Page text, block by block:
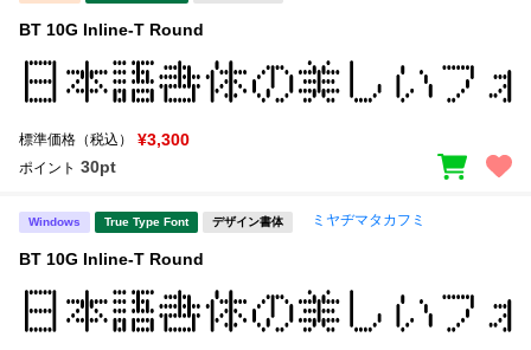
BT 10G Inline-T Round
標準価格（税込） ¥3,300
ポイント 30pt
Windows True Type Font デザイン書体 ミヤヂマタカフミ
BT 10G Inline-T Round